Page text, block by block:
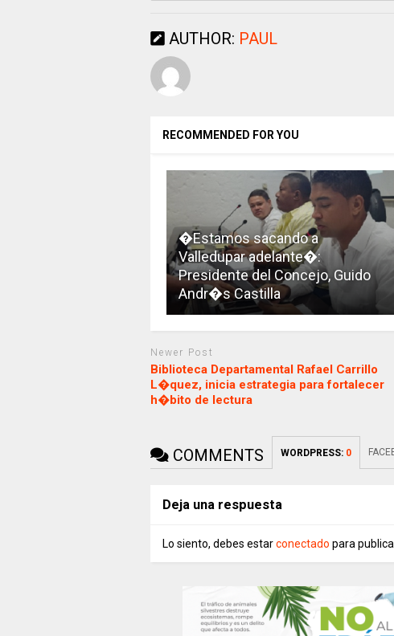
AUTHOR: PAUL
RECOMMENDED FOR YOU
�Estamos sacando a
Valledupar adelante�:
Presidente del Concejo, Guido
Andr�s Castilla
Newer Post
Biblioteca Departamental Rafael Carrillo
L�quez, inicia estrategia para fortalecer
h�bito de lectura
COMMENTS WORDPRESS: 0
Deja una respuesta
Lo siento, debes estarconectado para